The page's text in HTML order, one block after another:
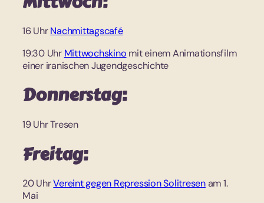
16 UhrNachmittagscafé
19:30 Uhr Mittwochskino mit einem Animationsfilm
einer iranischen Jugendgeschichte
Donnerstag:
19 Uhr Tresen
Freitag:
20 UhrVereint gegen Repression Solitresenam 1.
Mai